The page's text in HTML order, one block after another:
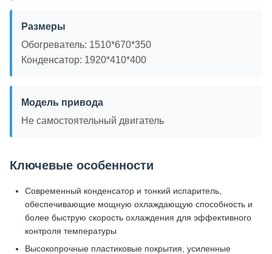
Размеры
Обогреватель: 1510*670*350
Конденсатор: 1920*410*400
Модель привода
Не самостоятельный двигатель
Ключевые особенности
Современный конденсатор и тонкий испаритель,
обеспечивающие мощную охлаждающую способность и
более быструю скорость охлаждения для эффективного
контроля температуры
Высокопрочные пластиковые покрытия, усиленные